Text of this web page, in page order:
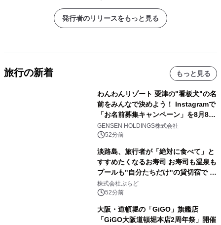
発行者のリリースをもっと見る
旅行の新着 もっと見る
わんわんリゾート 粟津の"看板犬"の名
前をみんなで決めよう！ Instagramで
「お名前募集キャンペーン」を8月8日
(土)より開催
GENSEN HOLDINGS株式会社
52分前
淡路島、旅行者が「絶対に食べて」と
すすめたくなるお寿司 お寿司も温泉も
プールも"自分たちだけ"の貸切宿で 1
日1組限定「岩屋温泉 絵島別庭 海と
森」の握り寿司プラン
株式会社ぷらど
52分前
大阪・道頓堀の「GiGO」旗艦店
「GiGO大阪道頓堀本店2周年祭」開催